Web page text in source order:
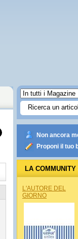
Non ancora
Proponi il tuo
LA
L'AUTORE DEL
GIORNO